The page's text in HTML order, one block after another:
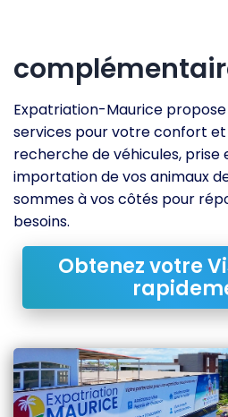
Expatriation-Maurice
services pour votre confort
recherche de véhicules, prise
importation de vos animaux
sommes à vos côtés pour
besoins.
Obtenez votre